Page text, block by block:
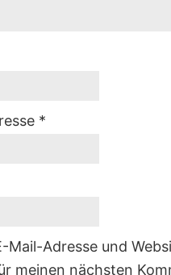
*
Mail-Adresse und
meinen nächsten